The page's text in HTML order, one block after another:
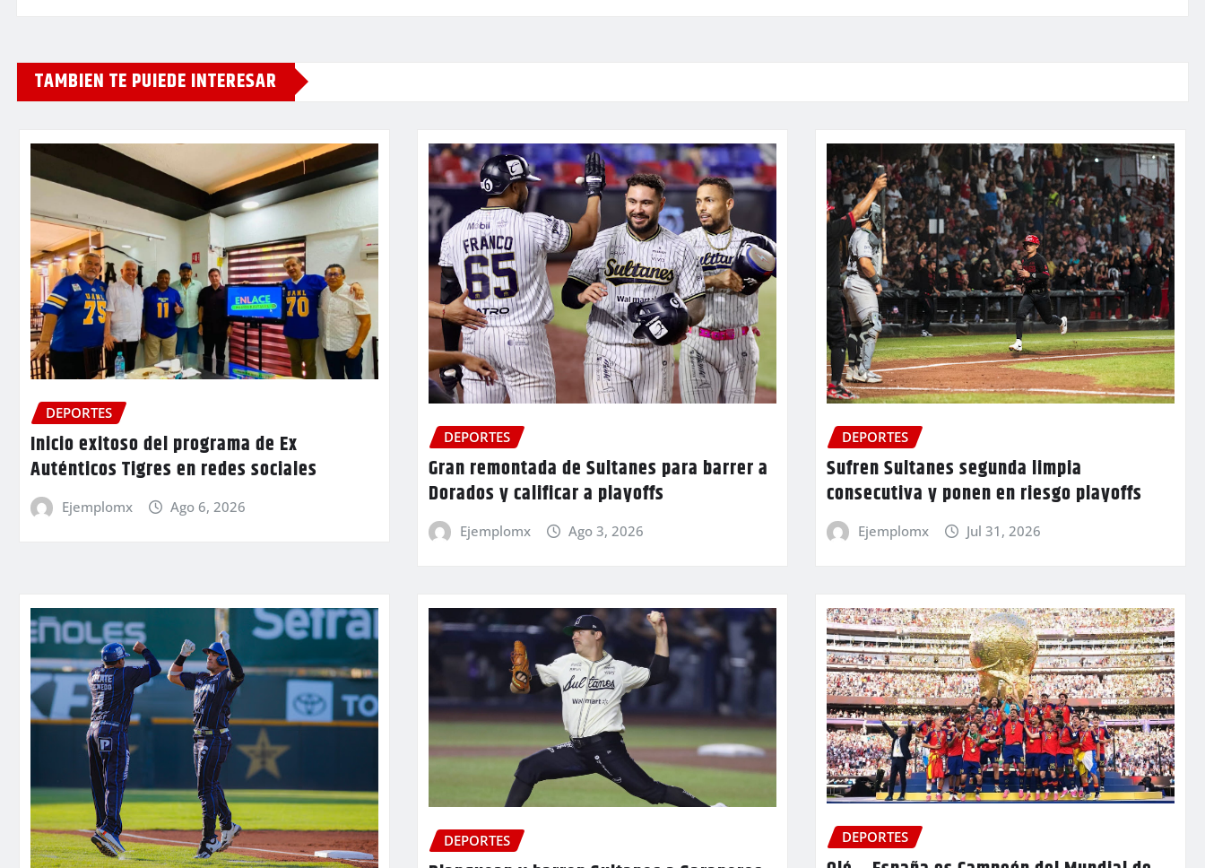
TAMBIEN TE PUIEDE INTERESAR
DEPORTES
Inicio exitoso del programa de Ex
Auténticos Tigres en redes sociales
Ejemplomx Ago 6, 2026
DEPORTES
Gran remontada de Sultanes para barrer a
Dorados y calificar a playoffs
Ejemplomx Ago 3, 2026
DEPORTES
Sufren Sultanes segunda limpia
consecutiva y ponen en riesgo playoffs
Ejemplomx Jul 31, 2026
DEPORTES DEPORTES